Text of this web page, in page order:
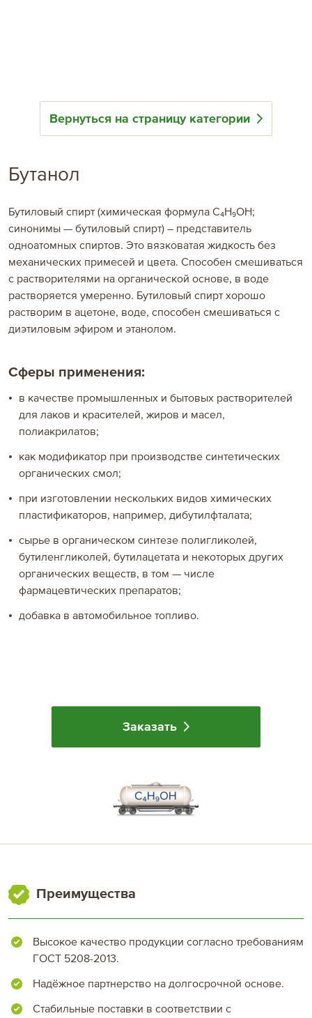
Европа
Германия
Греция
Италия
Португалия
Испания
Россия и СНГ
Россия
Казахстан
Армения
Азербайджан
Китай
Азиатский Регион
Северная Америка
Вернуться на страницу категории
Бутанол
Бутиловый спирт (химическая формула C₄H₉OH;
синонимы — бутиловый спирт) – представитель
одноатомных спиртов. Это вязковатая жидкость без
механических примесей и цвета. Способен смешиваться
с растворителями на органической основе, в воде
растворяется умеренно. Бутиловый спирт хорошо
растворим в ацетоне, воде, способен смешиваться с
диэтиловым эфиром и этанолом.
Сферы применения:
в качестве промышленных и бытовых растворителей
для лаков и красителей, жиров и масел,
полиакрилатов;
как модификатор при производстве синтетических
органических смол;
при изготовлении нескольких видов химических
пластификаторов, например, дибутилфталата;
сырье в органическом синтезе полигликолей,
бутиленгликолей, бутилацетата и некоторых других
органических веществ, в том — числе
фармацевтических препаратов;
добавка в автомобильное топливо.
Заказать
Преимущества
Высокое качество продукции согласно требованиям
ГОСТ 5208-2013.
Надёжное партнерство на долгосрочной основе.
Стабильные поставки в соответствии с